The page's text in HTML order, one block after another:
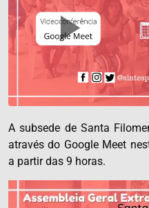
A subsede de Santa
através do Google Meet
a partir das 9 horas.